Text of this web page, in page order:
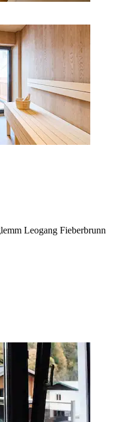
Leogang Fieberbrunn